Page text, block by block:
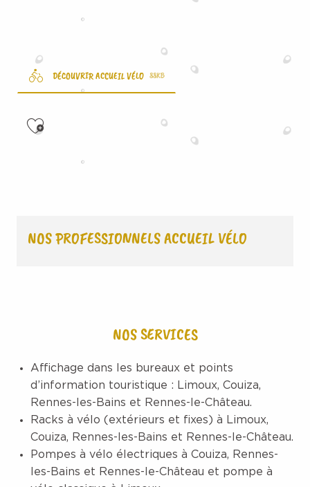
DÉCOUVRIR ACCUEIL VÉLO 88KB
Ajouter aux favoris
NOS PROFESSIONNELS ACCUEIL VÉLO
NOS SERVICES
Affichage dans les bureaux et points
d’information touristique : Limoux, Couiza,
Rennes-les-Bains et Rennes-le-Château.
Racks à vélo (extérieurs et fixes) à Limoux,
Couiza, Rennes-les-Bains et Rennes-le-Château.
Pompes à vélo électriques à Couiza, Rennes-
les-Bains et Rennes-le-Château et pompe à